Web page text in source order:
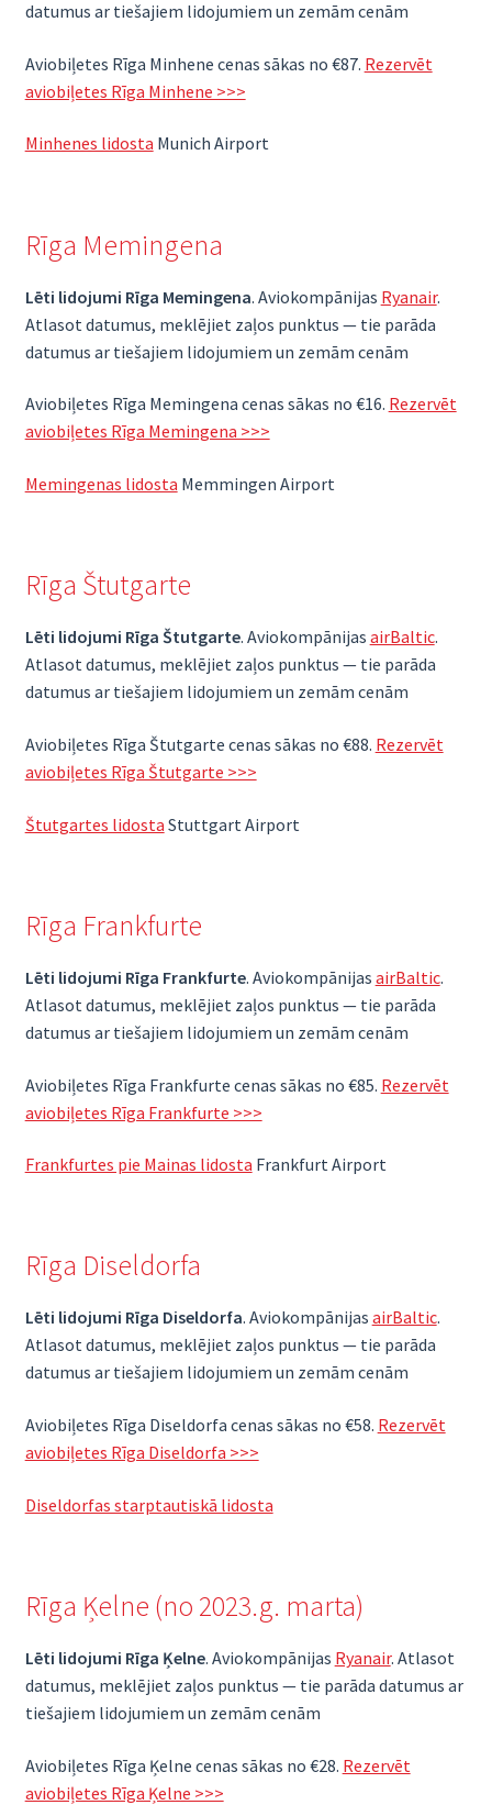
datumus ar tiešajiem lidojumiem un zemām cenām
Aviobiļetes Rīga Minhene cenas sākas no €87. Rezervēt
aviobiļetes Rīga Minhene >>>
Minhenes lidosta Munich Airport
Rīga Memingena
Lēti lidojumi Rīga Memingena. Aviokompānijas Ryanair.
Atlasot datumus, meklējiet zaļos punktus — tie parāda
datumus ar tiešajiem lidojumiem un zemām cenām
Aviobiļetes Rīga Memingena cenas sākas no €16. Rezervēt
aviobiļetes Rīga Memingena >>>
Memingenas lidosta Memmingen Airport
Rīga Štutgarte
Lēti lidojumi Rīga Štutgarte. Aviokompānijas airBaltic.
Atlasot datumus, meklējiet zaļos punktus — tie parāda
datumus ar tiešajiem lidojumiem un zemām cenām
Aviobiļetes Rīga Štutgarte cenas sākas no €88. Rezervēt
aviobiļetes Rīga Štutgarte >>>
Štutgartes lidosta Stuttgart Airport
Rīga Frankfurte
Lēti lidojumi Rīga Frankfurte. Aviokompānijas airBaltic.
Atlasot datumus, meklējiet zaļos punktus — tie parāda
datumus ar tiešajiem lidojumiem un zemām cenām
Aviobiļetes Rīga Frankfurte cenas sākas no €85. Rezervēt
aviobiļetes Rīga Frankfurte >>>
Frankfurtes pie Mainas lidosta Frankfurt Airport
Rīga Diseldorfa
Lēti lidojumi Rīga Diseldorfa. Aviokompānijas airBaltic.
Atlasot datumus, meklējiet zaļos punktus — tie parāda
datumus ar tiešajiem lidojumiem un zemām cenām
Aviobiļetes Rīga Diseldorfa cenas sākas no €58. Rezervēt
aviobiļetes Rīga Diseldorfa >>>
Diseldorfas starptautiskā lidosta
Rīga Ķelne (no 2023.g. marta)
Lēti lidojumi Rīga Ķelne. Aviokompānijas Ryanair. Atlasot
datumus, meklējiet zaļos punktus — tie parāda datumus ar
tiešajiem lidojumiem un zemām cenām
Aviobiļetes Rīga Ķelne cenas sākas no €28. Rezervēt
aviobiļetes Rīga Ķelne >>>